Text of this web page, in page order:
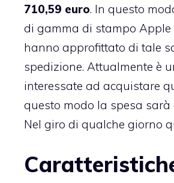
710,59 euro. In questo
di gamma di stampo
hanno approfittato di tale
spedizione. Attualmente è
interessate ad acquistare
questo modo la spesa
Nel giro di qualche giorno